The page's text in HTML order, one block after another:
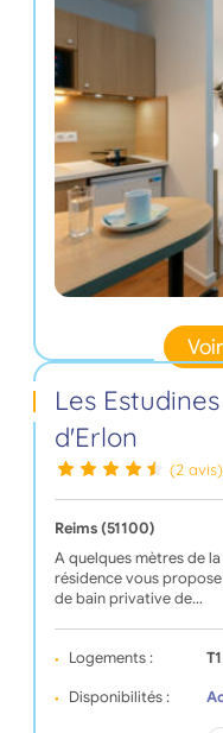
Les
d'Erlon
(2 avis)
Reims (51100)
A quelques mètres de
résidence vous
de bain privative de…
Logements : T1
Disponibilités :